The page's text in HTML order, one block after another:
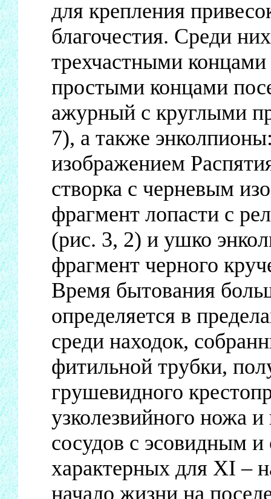
для крепления
благочестия. Среди
трехчастными
простыми концами
ажурный с круглыми
7), а также
изображением
створка с черневым
фрагмент лопасти с
(рис. 3, 2) и ушко
фрагмент черного
Время бытования
определяется в
среди находок,
фитильной трубки,
грушевидного
узколезвийного ножа
сосудов с эсовидным
характерных для XI –
начало жизни на